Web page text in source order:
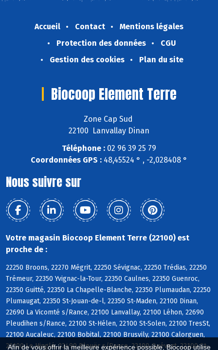
Afin de vous offrir la meilleure expérience possible, Biocoop utilise
Accueil Contact
Mentions légales
Protection des données
CGU
Gestion des cookies
Plan du site
Biocoop Element Terre
Zone Cap Sud
22100 Lanvallay Dinan
Téléphone : 02 96 39 25 79
Coordonnées GPS : 48,45524 ° , -2,028408 °
Nous suivre sur
Votre magasin Biocoop Element Terre (22100) est
proche de :
22250 Broons, 22270 Mégrit, 22250 Sévignac, 22250 Trédias, 22250
Trémeur, 22350 Yvignac-la-Tour, 22350 Caulnes, 22350 Guenroc,
22350 Guitté, 22350 La Chapelle-Blanche, 22350 Plumaudan, 22250
Plumaugat, 22350 St-Jouan-de-l, 22350 St-Maden, 22100 Dinan,
22690 La Vicomté s/Rance, 22100 Lanvallay, 22100 Léhon, 22690
Pleudihen s/Rance, 22100 St-Hélen, 22100 St-Solen, 22100 TresSt,
22100 Aucaleuc, 22100 Bobital, 22100 Brusvily, 22100 Calorguen,
22100 Le Hinglé, 22490 Plouër s/Rance, 22100 Quévert, 22100 St-